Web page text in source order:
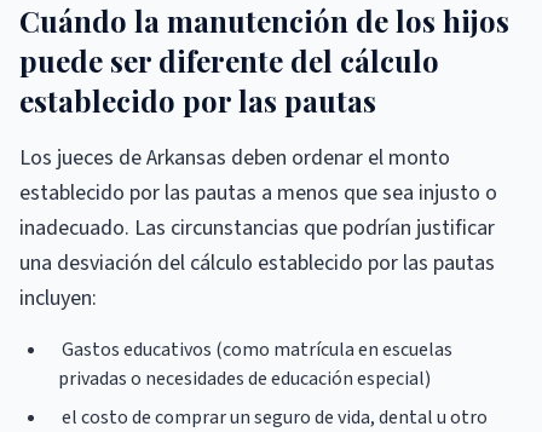
Cuándo la manutención de los hijos
puede ser diferente del cálculo
establecido por las pautas
Los jueces de Arkansas deben ordenar el monto
establecido por las pautas a menos que sea injusto o
inadecuado. Las circunstancias que podrían justificar
una desviación del cálculo establecido por las pautas
incluyen:
Gastos educativos (como matrícula en escuelas
privadas o necesidades de educación especial)
el costo de comprar un seguro de vida, dental u otro